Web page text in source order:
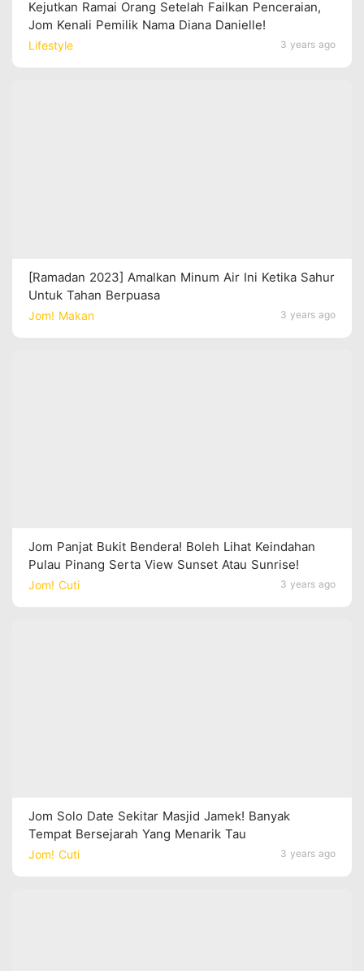
Lifestyle 3 years ago
Kejutkan Ramai Orang Setelah Failkan Penceraian,
Jom Kenali Pemilik Nama Diana Danielle!
Jom! Makan 3 years ago
[Ramadan 2023] Amalkan Minum Air Ini Ketika Sahur
Untuk Tahan Berpuasa
Jom! Cuti 3 years ago
Jom Panjat Bukit Bendera! Boleh Lihat Keindahan
Pulau Pinang Serta View Sunset Atau Sunrise!
Jom! Cuti 3 years ago
Jom Solo Date Sekitar Masjid Jamek! Banyak
Tempat Bersejarah Yang Menarik Tau